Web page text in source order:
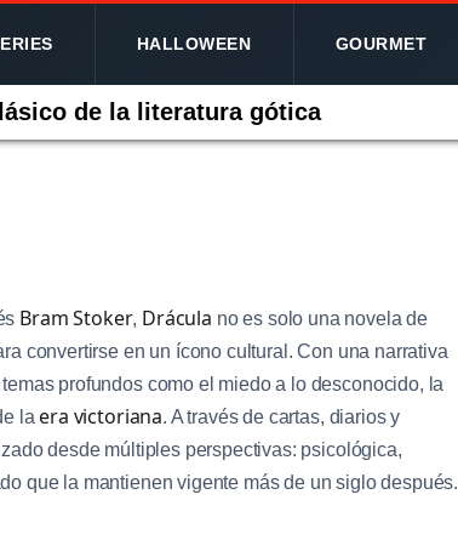
HALLOWEEN GOURMET
de la literatura gótica
Bram Stoker, Drácula no es solo una novela de
convertirse en un ícono cultural. Con una narrativa
profundos como el miedo a lo desconocido, la
la era victoriana. A través de cartas, diarios y
desde múltiples perspectivas: psicológica,
que la mantienen vigente más de un siglo después.